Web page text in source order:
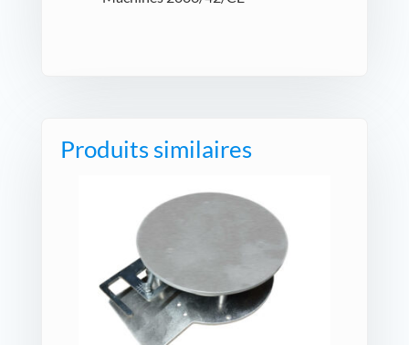
Produits similaires